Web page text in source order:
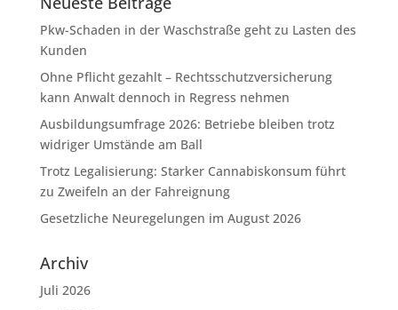
Pkw-Schaden in der Waschstraße geht zu Lasten des
Kunden
Ohne Pflicht gezahlt – Rechtsschutzversicherung
kann Anwalt dennoch in Regress nehmen
Ausbildungsumfrage 2026: Betriebe bleiben trotz
widriger Umstände am Ball
Trotz Legalisierung: Starker Cannabiskonsum führt
zu Zweifeln an der Fahreignung
Gesetzliche Neuregelungen im August 2026
Archiv
Juli 2026